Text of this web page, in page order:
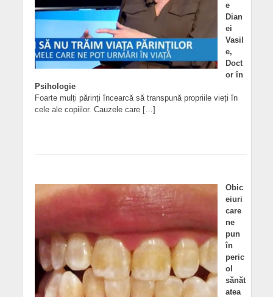
e
Dian
ei
Vasil
e,
Doct
or în
Psihologie
Foarte mulți părinți încearcă să transpună propriile vieți în
cele ale copiilor. Cauzele care […]
Obic
eiuri
care
ne
pun
în
peric
ol
sănăt
atea